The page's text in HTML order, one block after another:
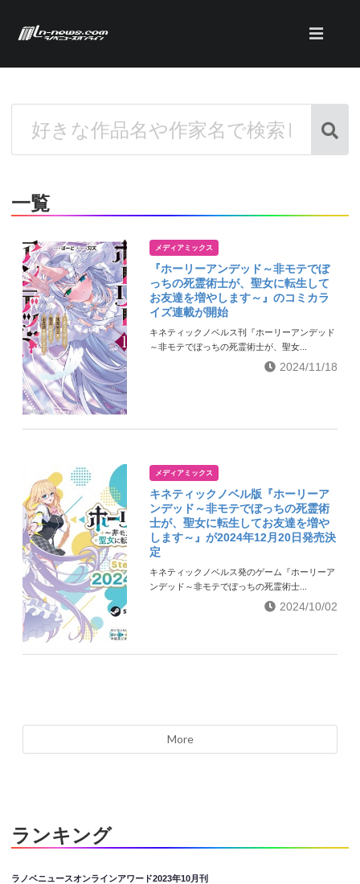
一覧
メディアミックス
『ホーリーアンデッド～非モテでぼ
っちの死霊術士が、聖女に転生して
お友達を増やします～』のコミカラ
イズ連載が開始
キネティックノベルス刊『ホーリーアンデッド
～非モテでぼっちの死霊術士が、聖女...
2024/11/18
メディアミックス
キネティックノベル版『ホーリーア
ンデッド～非モテでぼっちの死霊術
士が、聖女に転生してお友達を増や
します～』が2024年12月20日発売決
定
キネティックノベルス発のゲーム『ホーリーア
ンデッド～非モテでぼっちの死霊術士...
2024/10/02
More
ランキング
ラノベニュースオンラインアワード2023年10月刊